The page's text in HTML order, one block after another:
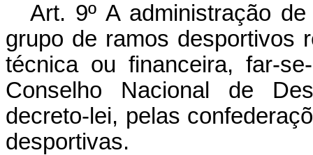
Art. 9º A administração
grupo de ramos desportivos
técnica ou financeira, far-
Conselho Nacional de
decreto-lei, pelas
desportivas.